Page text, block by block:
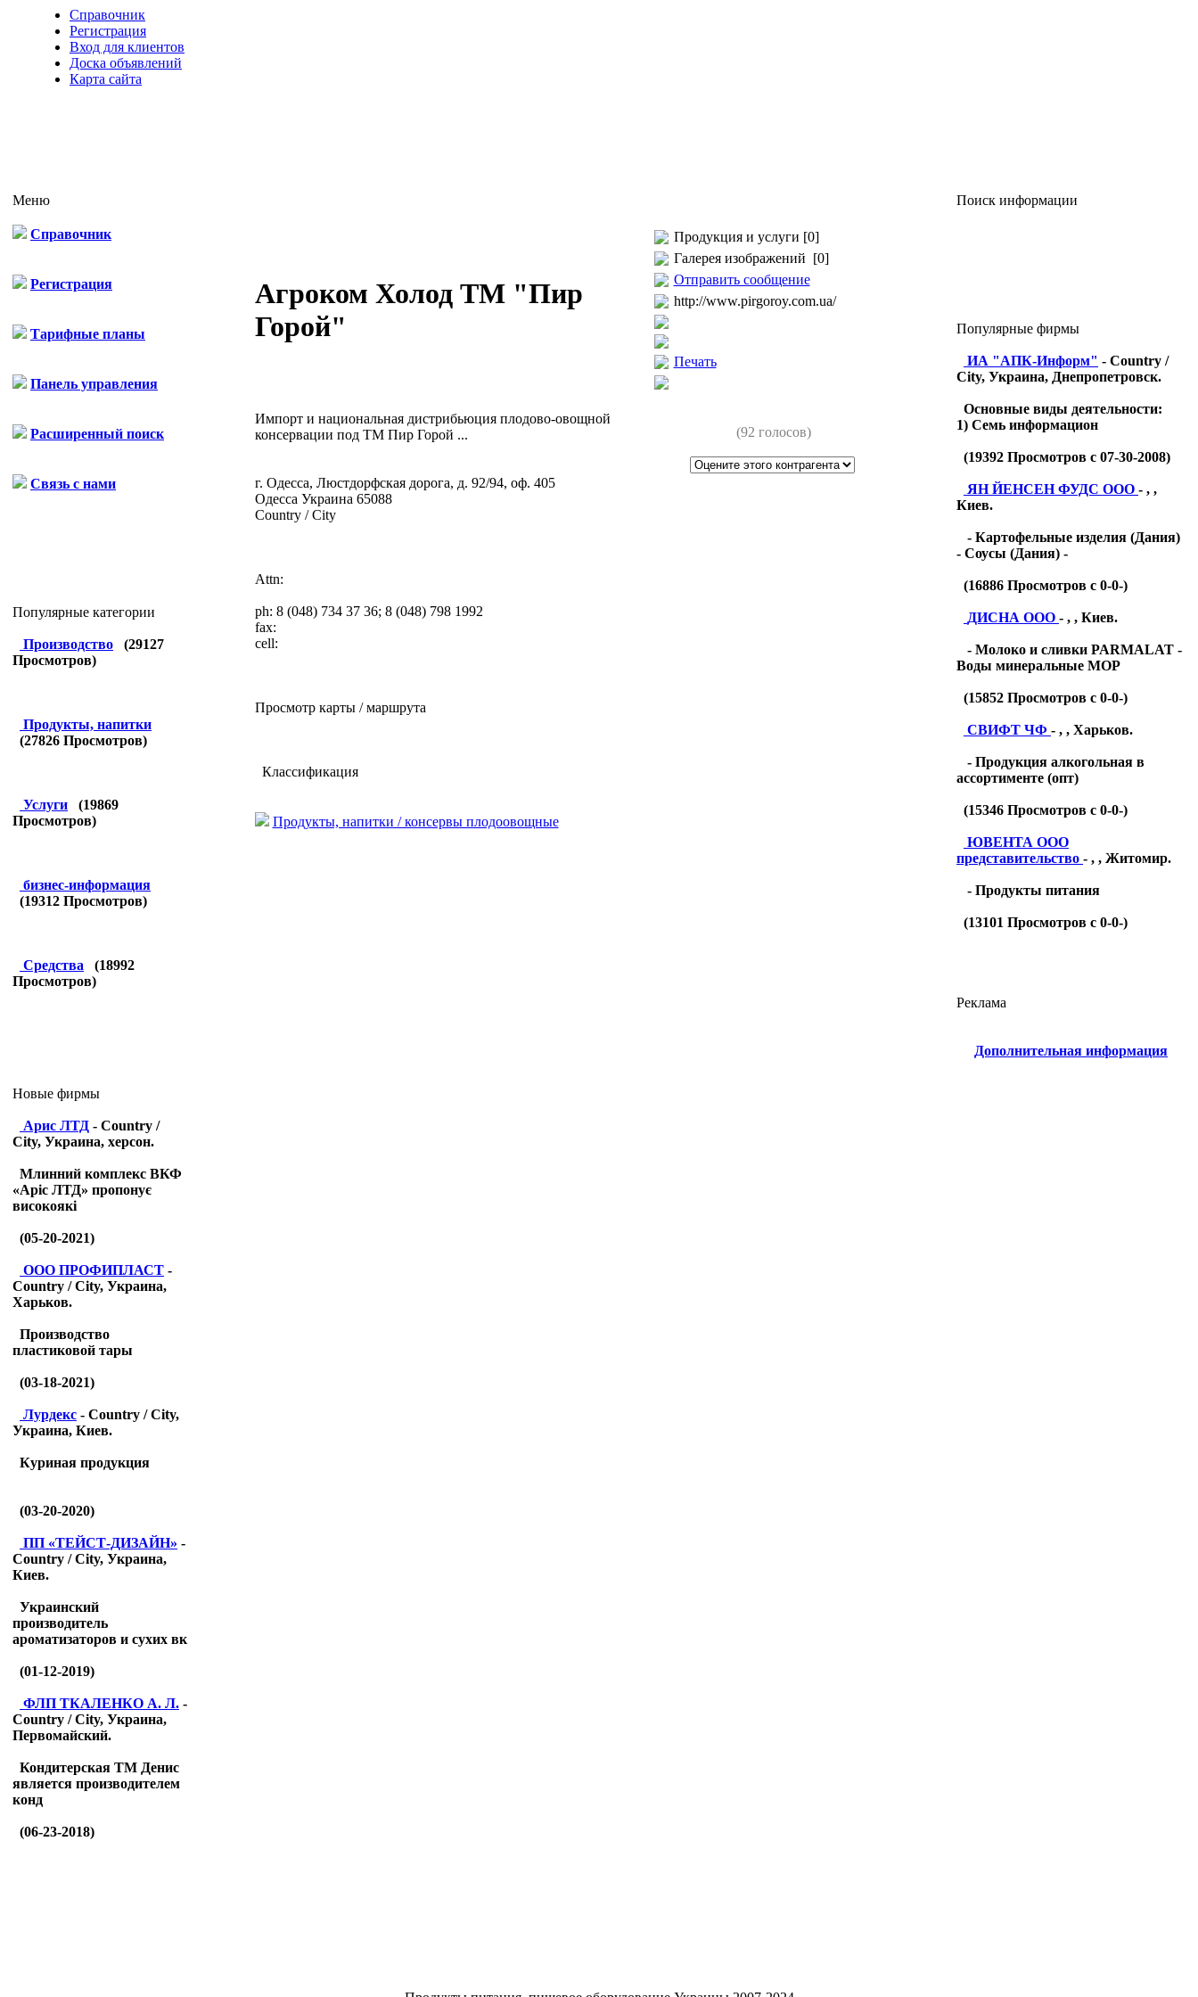
Справочник
Регистрация
Вход для клиентов
Доска объявлений
Карта сайта
Меню
Справочник
Регистрация
Тарифные планы
Панель управления
Расширенный поиск
Связь с нами
Популярные категории
Производство (29127
Просмотров)
Продукты, напитки
(27826 Просмотров)
Услуги (19869
Просмотров)
бизнес-информация
(19312 Просмотров)
Средства (18992
Просмотров)
Новые фирмы
Арис ЛТД - Country /
City, Украина, херсон.
Млинний комплекс ВКФ
«Аріс ЛТД» пропонує
високоякі
(05-20-2021)
ООО ПРОФИПЛАСТ -
Country / City, Украина,
Харьков.
Производство
пластиковой тары
(03-18-2021)
Лурдекс - Country / City,
Украина, Киев.
Куриная продукция
(03-20-2020)
ПП «ТЕЙСТ-ДИЗАЙН» -
Country / City, Украина,
Киев.
Украинский
производитель
ароматизаторов и сухих вк
(01-12-2019)
ФЛП ТКАЛЕНКО А. Л. -
Country / City, Украина,
Первомайский.
Кондитерская ТМ Денис
является производителем
конд
(06-23-2018)
Агроком Холод ТМ "Пир
Горой"
Импорт и национальная дистрибьюция плодово-овощной
консервации под ТМ Пир Горой ...
г. Одесса, Люстдорфская дорога, д. 92/94, оф. 405
Одесса Украина 65088
Country / City
Attn:
ph: 8 (048) 734 37 36; 8 (048) 798 1992
fax:
cell:
Просмотр карты / маршрута
Классификация
Продукты, напитки / консервы плодоовощные
Продукция и услуги [0]
Галерея изображений [0]
Отправить сообщение
http://www.pirgoroy.com.ua/
Печать
(92 голосов)
Поиск информации
Популярные фирмы
ИА "АПК-Информ" - Country /
City, Украина, Днепропетровск.
Основные виды деятельности:
1) Семь информацион
(19392 Просмотров с 07-30-2008)
ЯН ЙЕНСЕН ФУДС ООО - , ,
Киев.
- Картофельные изделия (Дания)
- Соусы (Дания) -
(16886 Просмотров с 0-0-)
ДИСНА ООО - , , Киев.
- Молоко и сливки PARMALAT -
Воды минеральные МОР
(15852 Просмотров с 0-0-)
СВИФТ ЧФ - , , Харьков.
- Продукция алкогольная в
ассортименте (опт)
(15346 Просмотров с 0-0-)
ЮВЕНТА ООО
представительство - , , Житомир.
- Продукты питания
(13101 Просмотров с 0-0-)
Реклама
Дополнительная информация